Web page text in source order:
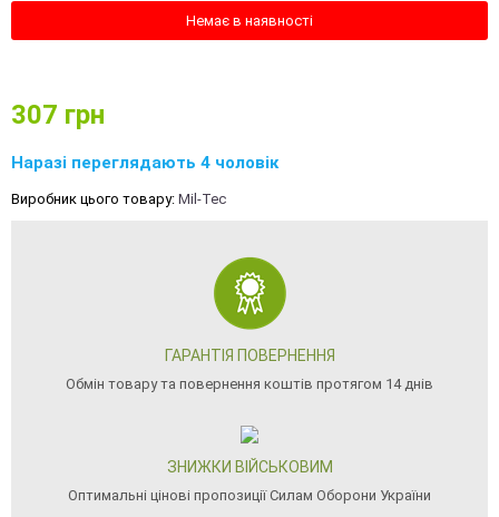
Немає в наявності
307 грн
Наразі переглядають 4 чоловік
Виробник цього товару: Mil-Tec
ГАРАНТІЯ ПОВЕРНЕННЯ
Обмін товару та повернення коштів протягом 14 днів
ЗНИЖКИ ВІЙСЬКОВИМ
Оптимальні цінові пропозиції Силам Оборони України